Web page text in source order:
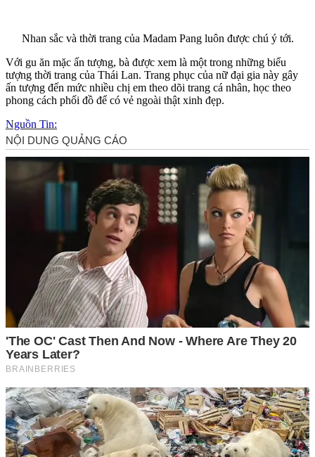
Nhan sắc và thời trang của Madam Pang luôn được chú ý tới.
Với gu ăn mặc ấn tượng, bà được xem là một trong những biểu
tượng thời trang của Thái Lan. Trang phục của nữ đại gia này gây
ấn tượng đến mức nhiều chị em theo dõi trang cá nhân, học theo
phong cách phối đồ để có vẻ ngoài thật xinh đẹp.
Nguồn Tin: